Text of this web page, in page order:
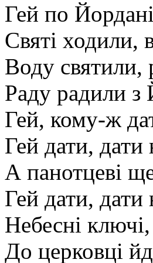
Гей по
Святі ходили,
Воду святили,
Раду радили
Гей, кому-ж
Гей дати, дати
А панотцеві
Гей дати,
Небесні
До церковці